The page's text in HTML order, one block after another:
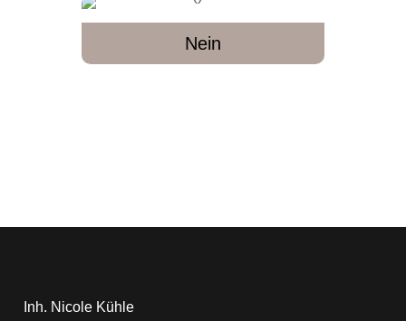
Nein
Inh. Nicole Kühle